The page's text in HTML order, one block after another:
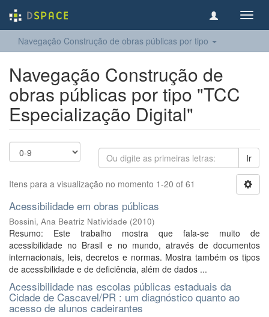
Navegação Construção de obras públicas por tipo
Navegação Construção de
obras públicas por tipo "TCC
Especialização Digital"
Ir
Itens para a visualização no momento 1-20 of 61
Acessibilidade em obras públicas
Bossini, Ana Beatriz Natividade (2010)
Resumo: Este trabalho mostra que fala-se muito de
acessibilidade no Brasil e no mundo, através de documentos
internacionais, leis, decretos e normas. Mostra também os tipos
de acessibilidade e de deficiência, além de dados ...
Acessibilidade nas escolas públicas estaduais da
Cidade de Cascavel/PR : um diagnóstico quanto ao
acesso de alunos cadeirantes